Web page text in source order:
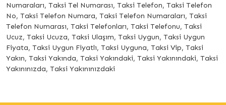
Numaraları, Taksi Tel Numarası, Taksi Telefon, Taksi Telefon
No, Taksi Telefon Numara, Taksi Telefon Numaraları, Taksi
Telefon Numarası, Taksi Telefonları, Taksi Telefonu, Taksi
Ucuz, Taksi Ucuza, Taksi Ulaşım, Taksi Uygun, Taksi Uygun
Fiyata, Taksi Uygun Fiyatlı, Taksi Uyguna, Taksi Vip, Taksi
Yakın, Taksi Yakında, Taksi Yakındaki, Taksi Yakınındaki, Taksi
Yakınınızda, Taksi Yakınınızdaki